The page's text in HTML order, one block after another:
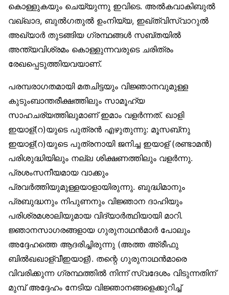
കൊള്ളുകയും ചെയ്യുന്നു ഇവിടെ. അൽകവാകിബുൽ
വഖ്ഖാദ, ബുൽഗതുൽ ഉംനിയ്യ, ഇഖ്ത്വിസ്വാറുൽ
അഖ്‌യാർ തുടങ്ങിയ ഗ്രന്ഥങ്ങൾ സബ്തയിൽ
അന്ത്യവിശ്രമം കൊള്ളുന്നവരുടെ ചരിത്രം
രേഖപ്പെടുത്തിയവയാണ്.
പരമ്പരാഗതമായി മതചിട്ടയും വിജ്ഞാനവുമുള്ള
കുടുംബാന്തരീക്ഷത്തിലും സാമൂഹ്യ
സാഹചര്യത്തിലുമാണ് ഇമാം വളർന്നത്. ഖാളി
ഇയാള്(റ)യുടെ പുത്രൻ എഴുതുന്നു: മൂസബ്‌നു
ഇയാള്(റ)യുടെ പുത്രനായി ജനിച്ച ഇയാള് (രണ്ടാമൻ)
പരിശുദ്ധിയിലും നല്ല ശിക്ഷണത്തിലും വളർന്നു.
പ്രശംസനീയമായ വാക്കും
പ്രവർത്തിയുമുള്ളയാളായിരുന്നു. ബുദ്ധിമാനും
പ്രബുദ്ധനും നിപുണനും വിജ്ഞാന ദാഹിയും
പരിശ്രമശാലിയുമായ വിദ്യാർത്ഥിയായി മാറി.
ജ്ഞാനസാഗരങ്ങളായ ഗുരുനാഥൻമാർ പോലും
അദ്ദേഹത്തെ ആദരിച്ചിരുന്നു (അത്ത അ്‌രീഫു
ബിൽഖഖാള്വീഇയാള്). തന്റെ ഗുരുനാഥൻമാരെ
വിവരിക്കുന്ന ഗ്രന്ഥത്തിൽ നിന്ന് സ്വദേശം വിടുന്നതിന്
മുമ്പ് അദ്ദേഹം നേടിയ വിജ്ഞാനങ്ങളെക്കുറിച്ച്